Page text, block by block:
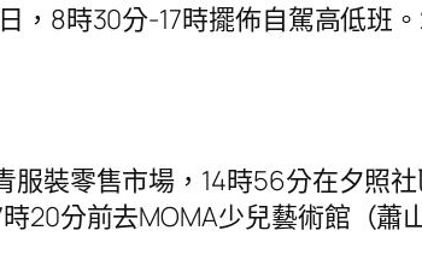
8時30分-17時擺佈自駕高低班
裝零售市場，14時56分在夕照
20分前去MOMA少兒藝術館（蕭